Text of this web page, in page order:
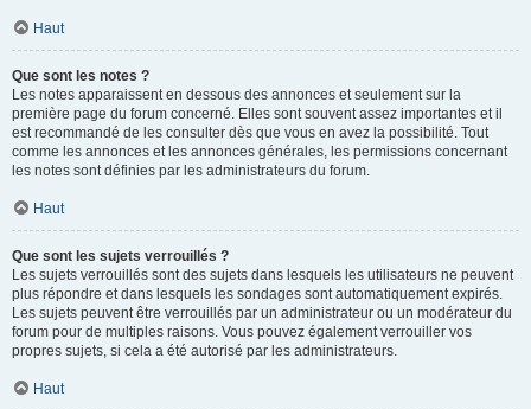
Haut
Que sont les notes ?
Les notes apparaissent en dessous des annonces et seulement sur la
première page du forum concerné. Elles sont souvent assez importantes et il
est recommandé de les consulter dès que vous en avez la possibilité. Tout
comme les annonces et les annonces générales, les permissions concernant
les notes sont définies par les administrateurs du forum.
Haut
Que sont les sujets verrouillés ?
Les sujets verrouillés sont des sujets dans lesquels les utilisateurs ne peuvent
plus répondre et dans lesquels les sondages sont automatiquement expirés.
Les sujets peuvent être verrouillés par un administrateur ou un modérateur du
forum pour de multiples raisons. Vous pouvez également verrouiller vos
propres sujets, si cela a été autorisé par les administrateurs.
Haut